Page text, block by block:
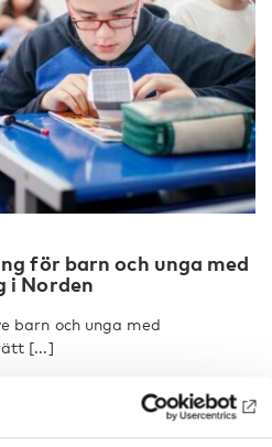
för barn och unga med
i Norden
barn och unga med
[...]